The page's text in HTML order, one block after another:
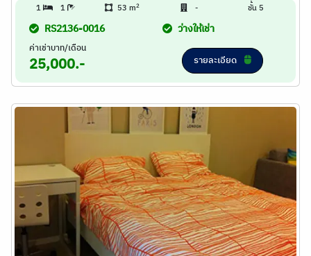
1 1 53 m2 - ชั้น 5
RS2136-0016 ว่างให้เช่า
ค่าเช่าบาท/เดือน
25,000.- รายละเอียด